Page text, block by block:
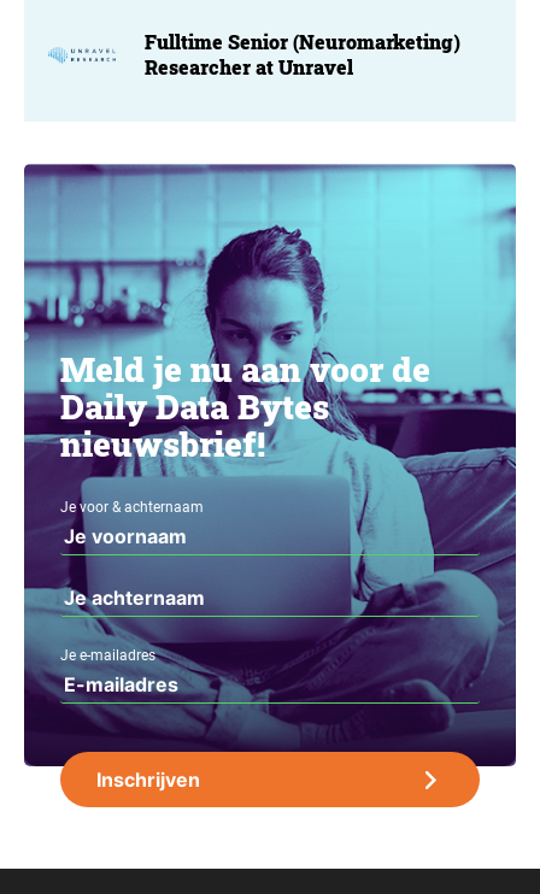
Fulltime Senior (Neuromarketing)
Researcher at Unravel
Meld je nu aan voor de
Daily Data Bytes
nieuwsbrief!
Je voor & achternaam
Je e-mailadres